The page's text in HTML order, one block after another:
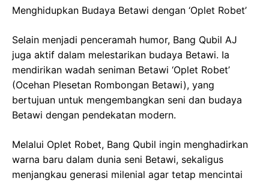
Menghidupkan Budaya Betawi dengan ‘Oplet Robet’
Selain menjadi penceramah humor, Bang Qubil AJ
juga aktif dalam melestarikan budaya Betawi. Ia
mendirikan wadah seniman Betawi ‘Oplet Robet’
(Ocehan Plesetan Rombongan Betawi), yang
bertujuan untuk mengembangkan seni dan budaya
Betawi dengan pendekatan modern.
Melalui Oplet Robet, Bang Qubil ingin menghadirkan
warna baru dalam dunia seni Betawi, sekaligus
menjangkau generasi milenial agar tetap mencintai